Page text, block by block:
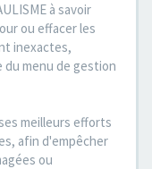
à savoir
ou effacer les
inexactes,
du menu de gestion
meilleurs efforts
afin d'empêcher
ou